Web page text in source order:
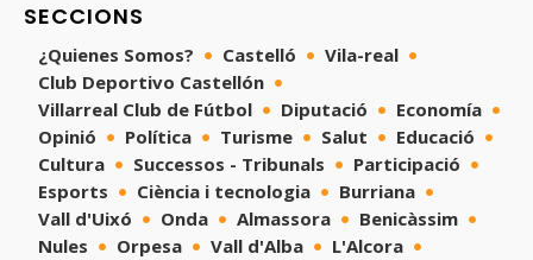
SECCIONS
¿Quienes Somos? Castelló
Vila-real
Club Deportivo Castellón
Villarreal Club de Fútbol
Diputació
Economía
Opinió
Política Turisme Salut
Educació
Cultura
Successos - Tribunals
Participació
Esports
Ciència i tecnologia
Burriana
Vall d'Uixó
Onda Almassora
Benicàssim
Nules
Orpesa Vall d'Alba
L'Alcora